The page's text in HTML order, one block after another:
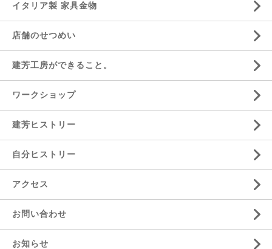
イタリア製 家具金物
店舗のせつめい
建芳工房ができること。
ワークショップ
建芳ヒストリー
自分ヒストリー
アクセス
お問い合わせ
お知らせ